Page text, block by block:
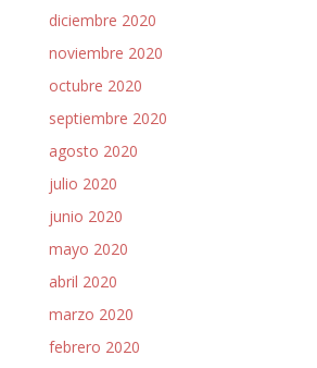
diciembre 2020
noviembre 2020
octubre 2020
septiembre 2020
agosto 2020
julio 2020
junio 2020
mayo 2020
abril 2020
marzo 2020
febrero 2020